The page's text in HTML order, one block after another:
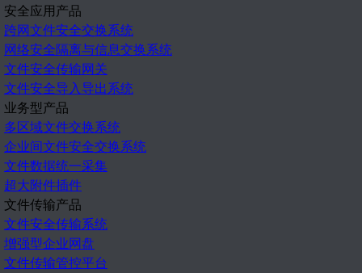
安全应用产品
跨网文件安全交换系统
网络安全隔离与信息交换系统
文件安全传输网关
文件安全导入导出系统
业务型产品
多区域文件交换系统
企业间文件安全交换系统
文件数据统一采集
超大附件插件
文件传输产品
文件安全传输系统
增强型企业网盘
文件传输管控平台